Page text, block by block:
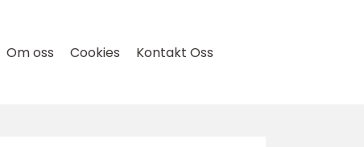
Om oss Cookies Kontakt Oss